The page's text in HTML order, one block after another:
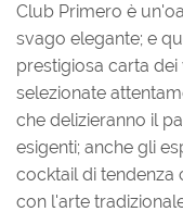
Club Primero è
svago elegante; e
prestigiosa carta
selezionate
che delizieranno il
esigenti; anche gli
cocktail di tendenza
con l'arte